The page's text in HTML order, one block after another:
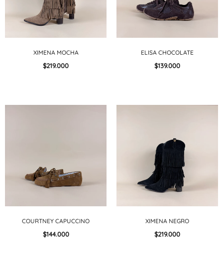
XIMENA MOCHA
$219.000
ELISA CHOCOLATE
$139.000
COURTNEY CAPUCCINO
$144.000
XIMENA NEGRO
$219.000